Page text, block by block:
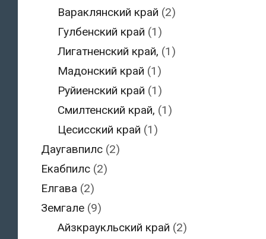
Вараклянский край (2)
Гулбенский край (1)
Лигатненский край, (1)
Мадонский край (1)
Руйиенский край (1)
Смилтенский край, (1)
Цесисский край (1)
Даугавпилс(2)
Екабпилс(2)
Елгава (2)
Земгале(9)
Айзкраукльский край (2)